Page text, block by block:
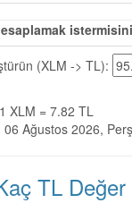
(XLM -> TL):
XLM = 7.82 TL
Ağustos 2026,
TL